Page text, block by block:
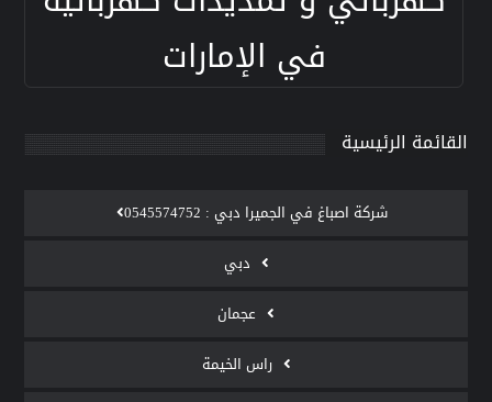
في الإمارات
القائمة الرئيسية
‫شركة اصباغ في الجميرا دبي : 0545574752
دبي
عجمان
راس الخيمة